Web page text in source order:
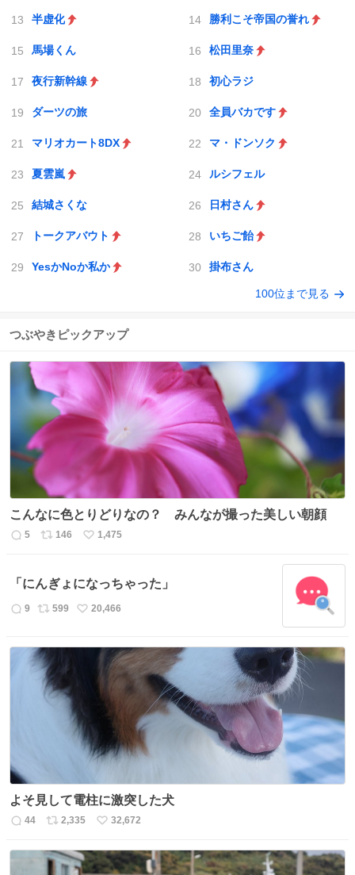
半虚化 勝利こそ帝国の誉れ
馬場くん 松田里奈
夜行新幹線 初心ラジ
ダーツの旅 全員バカです
マリオカート8DX マ・ドンソク
夏雲嵐 ルシフェル
結城さくな 日村さん
トークアバウト いちご飴
YesかNoか私か 掛布さん
100位まで見る
つぶやきピックアップ
こんなに色とりどりなの？ みんなが撮った美しい朝顔
返
数
5
リ
ス
ト
数
146
い
ね
数
1,475
「にんぎょになっちゃった」
返
数
9
リ
ス
ト
数
599
い
ね
20,466
よそ見して電柱に激突した犬
返
数
44
リ
ス
2,335
い
ね
32,672